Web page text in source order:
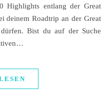
Highlights entlang der Great
deinem Roadtrip an der Great
Bist du auf der Suche